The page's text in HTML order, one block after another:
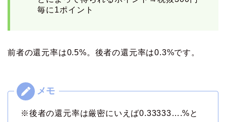
毎に1ポイント
前者の還元率は0.5%。後者の還元率は0.3%です。
※後者の還元率は厳密にいえば0.33333….%と